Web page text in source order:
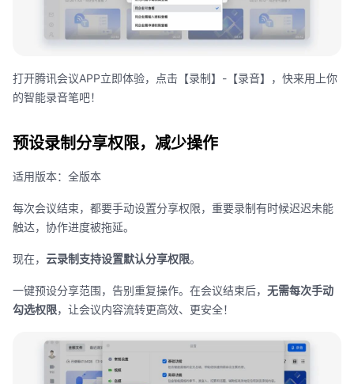
打开腾讯会议APP立即体验，点击【录制】 - 【录音】，快来用上你
的智能录音笔吧！
预设录制分享权限，减少操作
适用版本：全版本
每次会议结束，都要手动设置分享权限，重要录制有时候迟迟未能
触达，协作进度被拖延。
现在， 云录制支持设置默认分享权限。
一键预设分享范围，告别重复操作。在会议结束后， 无需每次手动
勾选权限，让会议内容流转更高效、更安全！